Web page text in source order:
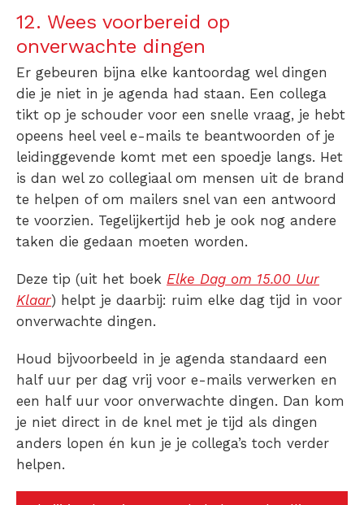
12. Wees voorbereid op
onverwachte dingen
Er gebeuren bijna elke kantoordag wel dingen
die je niet in je agenda had staan. Een collega
tikt op je schouder voor een snelle vraag, je hebt
opeens heel veel e-mails te beantwoorden of je
leidinggevende komt met een spoedje langs. Het
is dan wel zo collegiaal om mensen uit de brand
te helpen of om mailers snel van een antwoord
te voorzien. Tegelijkertijd heb je ook nog andere
taken die gedaan moeten worden.
Deze tip (uit het boek Elke Dag om 15.00 Uur
Klaar) helpt je daarbij: ruim elke dag tijd in voor
onverwachte dingen.
Houd bijvoorbeeld in je agenda standaard een
half uur per dag vrij voor e-mails verwerken en
een half uur voor onverwachte dingen. Dan kom
je niet direct in de knel met je tijd als dingen
anders lopen én kun je je collega’s toch verder
helpen.